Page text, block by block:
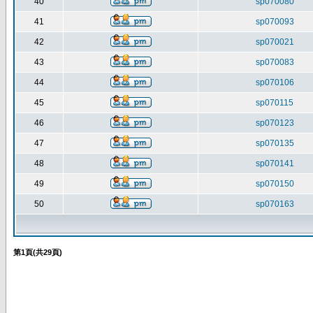
41 sp070093
42 sp070021
43 sp070083
44 sp070106
45 sp070115
46 sp070123
47 sp070135
48 sp070141
49 sp070150
50 sp070163
第1頁(共29頁)